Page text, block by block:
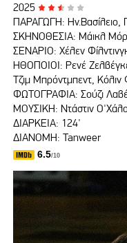
2025
ΠΑΡΑΓΩΓΗ: Ην.Βασίλειο,
ΣΚΗΝΟΘΕΣΙΑ: Μάικλ
ΣΕΝΑΡΙΟ: Χέλεν
ΗΘΟΠΟΙΟΙ: Ρενέ
Τζιμ Μπρόντμπεντ,
ΦΩΤΟΓΡΑΦΙΑ: Σούζι
ΜΟΥΣΙΚΗ: Ντάστιν
ΔΙΑΡΚΕΙΑ: 124'
ΔΙΑΝΟΜΗ: Tanweer
6.5/10